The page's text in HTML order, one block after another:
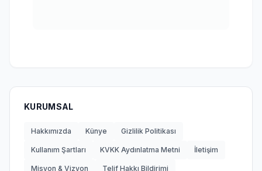
KURUMSAL
Hakkımızda Künye Gizlilik Politikası
Kullanım Şartları KVKK Aydınlatma Metni İletişim
Misyon & Vizyon Telif Hakkı Bildirimi